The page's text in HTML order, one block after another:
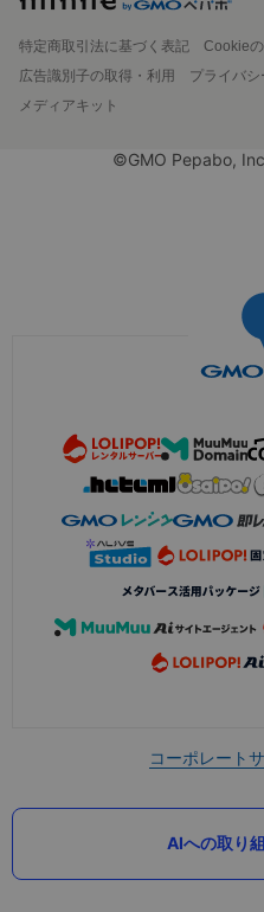
特定商取引法に基づく表記
Cookie
広告識別子の取得・利用
プライバ
メディアキット
©GMO Pepabo,
コーポレート
AIへの取り